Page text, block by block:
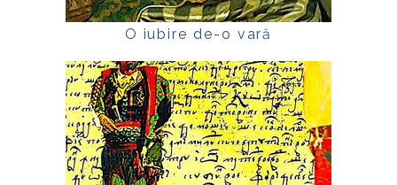
O iubire de-o vară